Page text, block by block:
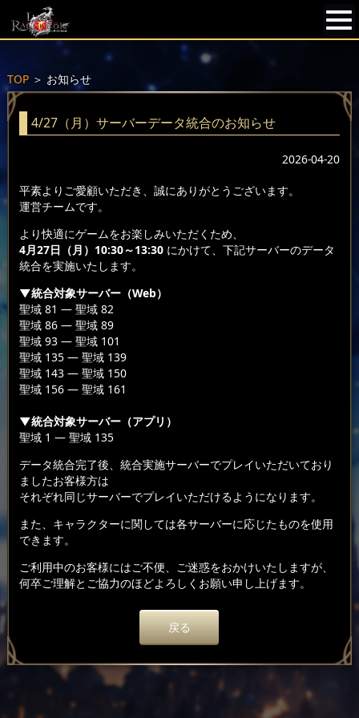
TOP＞ お知らせ
4/27（月）サーバーデータ統合のお知らせ
2026-04-20
平素よりご愛顧いただき、誠にありがとうございます。
運営チームです。
より快適にゲームをお楽しみいただくため、
4月27日（月）10:30～13:30にかけて、下記サーバーのデータ
統合を実施いたします。
▼統合対象サーバー（Web）
聖域 81 — 聖域 82
聖域 86 — 聖域 89
聖域 93 — 聖域 101
聖域 135 — 聖域 139
聖域 143 — 聖域 150
聖域 156 — 聖域 161
▼統合対象サーバー（アプリ）
聖域 1 — 聖域 135
データ統合完了後、統合実施サーバーでプレイいただいており
ましたお客様方は
それぞれ同じサーバーでプレイいただけるようになります。
また、キャラクターに関しては各サーバーに応じたものを使用
できます。
ご利用中のお客様にはご不便、ご迷惑をおかけいたしますが、
何卒ご理解とご協力のほどよろしくお願い申し上げます。
戻る